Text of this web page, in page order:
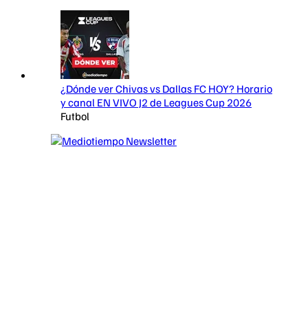
¿Dónde ver Chivas vs Dallas FC HOY? Horario
y canal EN VIVO J2 de Leagues Cup 2026
Futbol